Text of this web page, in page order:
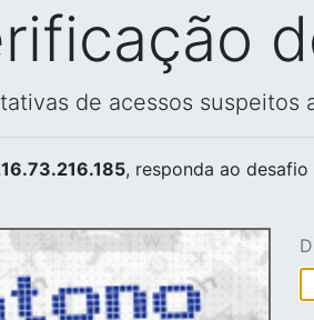
de acessos suspeitos
, responda ao desafio